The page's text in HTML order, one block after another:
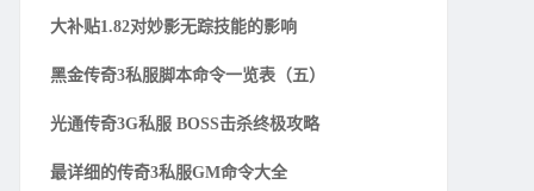
大补贴1.82对妙影无踪技能的影响
黑金传奇3私服脚本命令一览表（五）
光通传奇3G私服 BOSS击杀终极攻略
最详细的传奇3私服GM命令大全